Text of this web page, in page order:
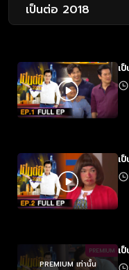
เป็นต่อ 2018
เ
เ
PREMIUM
PREMIUM เท่านั้น
เ